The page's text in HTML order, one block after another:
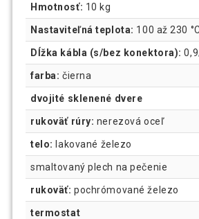
Hmotnosť: 10 kg
Nastaviteľná teplota: 100 až 230
Dĺžka kábla (s/bez konektora):
farba: čierna
dvojité sklenené dvere
rukoväť rúry: nerezová oceľ
telo: lakované železo
smaltovaný plech na pečenie
rukoväť: pochrómované železo
termostat